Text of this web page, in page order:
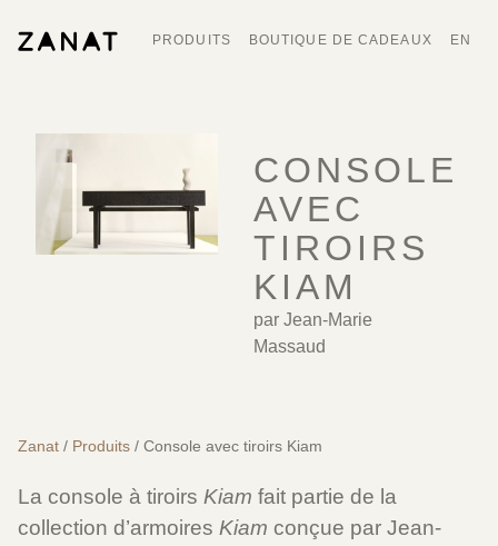
PRODUITS BOUTIQUE DE CADEAUX EN
CONSOLE
AVEC
TIROIRS
KIAM
par Jean-Marie
Massaud
Zanat / Produits / Console avec tiroirs Kiam
La console à tiroirs Kiam fait partie de la
collection d’armoires Kiam conçue par Jean-